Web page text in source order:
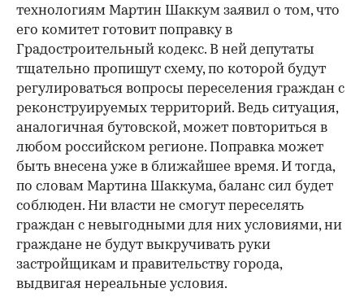
технологиям Мартин Шаккум заявил о том, что
его комитет готовит поправку в
Градостроительный кодекс. В ней депутаты
тщательно пропишут схему, по которой будут
регулироваться вопросы переселения граждан с
реконструируемых территорий. Ведь ситуация,
аналогичная бутовской, может повториться в
любом российском регионе. Поправка может
быть внесена уже в ближайшее время. И тогда,
по словам Мартина Шаккума, баланс сил будет
соблюден. Ни власти не смогут переселять
граждан с невыгодными для них условиями, ни
граждане не будут выкручивать руки
застройщикам и правительству города,
выдвигая нереальные условия.